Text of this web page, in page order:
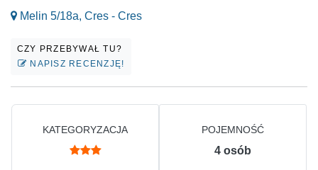
Melin 5/18a, Cres - Cres
CZY PRZEBYWAŁ TU?
NAPISZ RECENZJĘ!
KATEGORYZACJA POJEMNOŚĆ
4 osób